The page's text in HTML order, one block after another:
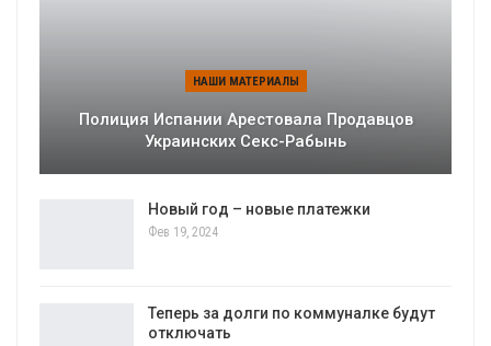
НАШИ МАТЕРИАЛЫ
Полиция Испании Арестовала Продавцов
Украинских Секс-Рабынь
Новый год – новые платежки
Фев 19, 2024
Теперь за долги по коммуналке будут
отключать